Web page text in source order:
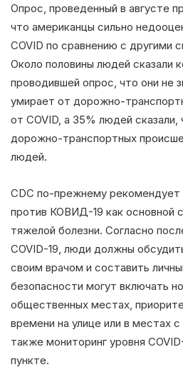
Опрос, проведенный в августе
что американцы сильно
COVID по сравнению с другими
Около половины людей сказали
проводившей опрос, что они не
умирает от дорожно-
от COVID, а 35% людей
дорожно-транспортных
людей.
CDC по-прежнему рекомендует
против КОВИД-19 как основной
тяжелой болезни. Согласно
COVID-19, люди должны
своим врачом и составить
безопасности могут включать
общественных местах,
времени на улице или в местах
также мониторинг уровня
пункте.